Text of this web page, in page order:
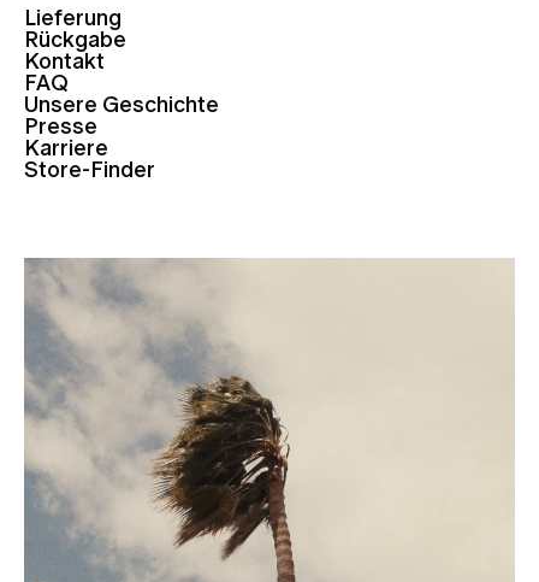
Lieferung
Rückgabe
Kontakt
FAQ
Unsere Geschichte
Presse
Karriere
Store-Finder